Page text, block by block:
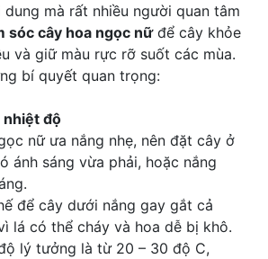
mà rất nhiều người quan tâm
sóc cây hoa ngọc nữđể cây khỏe
và giữ màu rực rỡ suốt các mùa.
bí quyết quan trọng:
nhiệt độ
nữ ưa nắng nhẹ, nên đặt cây ở
ánh sáng vừa phải, hoặc nắng
để cây dưới nắng gay gắt cả
lá có thể cháy và hoa dễ bị khô.
lý tưởng là từ 20 – 30 độ C,